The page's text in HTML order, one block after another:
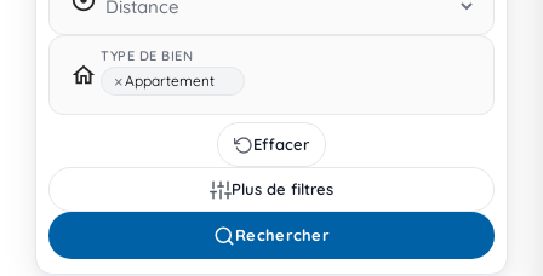
TYPE DE BIEN
×Appartement
Effacer
Plus de filtres
Rechercher